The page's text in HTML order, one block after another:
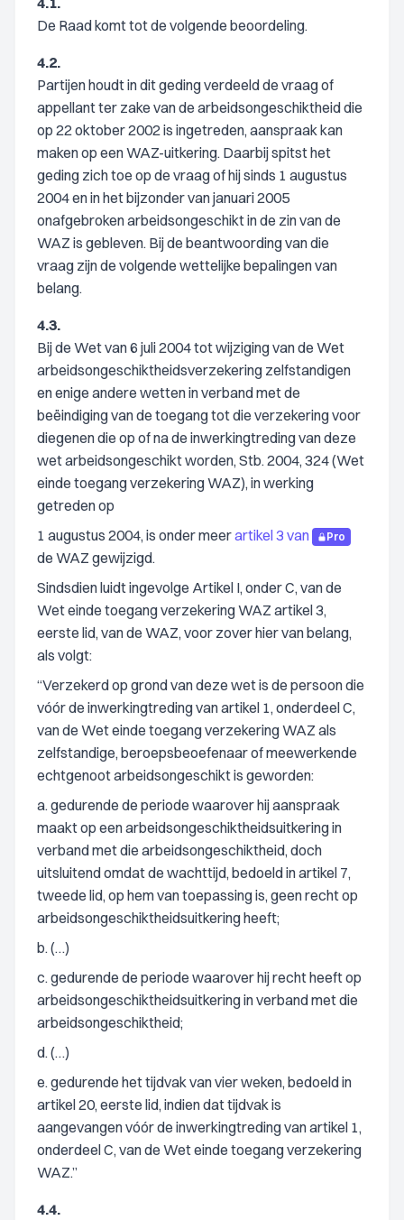
De Raad komt tot de volgende beoordeling.
4.2.
Partijen houdt in dit geding verdeeld de vraag of
appellant ter zake van de arbeidsongeschiktheid die
op 22 oktober 2002 is ingetreden, aanspraak kan
maken op een WAZ-uitkering. Daarbij spitst het
geding zich toe op de vraag of hij sinds 1 augustus
2004 en in het bijzonder van januari 2005
onafgebroken arbeidsongeschikt in de zin van de
WAZ is gebleven. Bij de beantwoording van die
vraag zijn de volgende wettelijke bepalingen van
belang.
4.3.
Bij de Wet van 6 juli 2004 tot wijziging van de Wet
arbeidsongeschiktheidsverzekering zelfstandigen
en enige andere wetten in verband met de
beëindiging van de toegang tot die verzekering voor
diegenen die op of na de inwerkingtreding van deze
wet arbeidsongeschikt worden, Stb. 2004, 324 (Wet
einde toegang verzekering WAZ), in werking
getreden op
1 augustus 2004, is onder meerartikel 3 van Pro
de WAZ gewijzigd.
Sindsdien luidt ingevolge Artikel I, onder C, van de
Wet einde toegang verzekering WAZ artikel 3,
eerste lid, van de WAZ, voor zover hier van belang,
als volgt:
“Verzekerd op grond van deze wet is de persoon die
vóór de inwerkingtreding van artikel 1, onderdeel C,
van de Wet einde toegang verzekering WAZ als
zelfstandige, beroepsbeoefenaar of meewerkende
echtgenoot arbeidsongeschikt is geworden:
a. gedurende de periode waarover hij aanspraak
maakt op een arbeidsongeschiktheidsuitkering in
verband met die arbeidsongeschiktheid, doch
uitsluitend omdat de wachttijd, bedoeld in artikel 7,
tweede lid, op hem van toepassing is, geen recht op
arbeidsongeschiktheidsuitkering heeft;
b. (…)
c. gedurende de periode waarover hij recht heeft op
arbeidsongeschiktheidsuitkering in verband met die
arbeidsongeschiktheid;
d. (…)
e. gedurende het tijdvak van vier weken, bedoeld in
artikel 20, eerste lid, indien dat tijdvak is
aangevangen vóór de inwerkingtreding van artikel 1,
onderdeel C, van de Wet einde toegang verzekering
WAZ.”
4.4.